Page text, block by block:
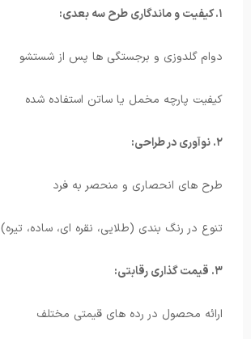
۱. کیفیت و ماندگاری طرح سه بعدی:
دوام گلدوزی و برجستگی ها پس از شستشو
کیفیت پارچه مخمل یا ساتن استفاده شده
۲. نوآوری در طراحی:
طرح های انحصاری و منحصر به فرد
تنوع در رنگ بندی (طلایی، نقره ای، ساده، تیره)
۳. قیمت گذاری رقابتی:
ارائه محصول در رده های قیمتی مختلف